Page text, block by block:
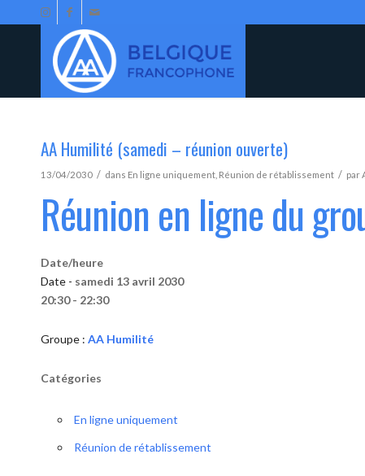
AA Humilité (samedi – réunion ouverte)
13/04/2030 / dans En ligne uniquement Réunion de rétablissement / par
Réunion en ligne du
Date/heure
Date - samedi 13 avril 2030
20:30 - 22:30
Groupe : AA Humilité
Catégories
En ligne uniquement
Réunion de rétablissement